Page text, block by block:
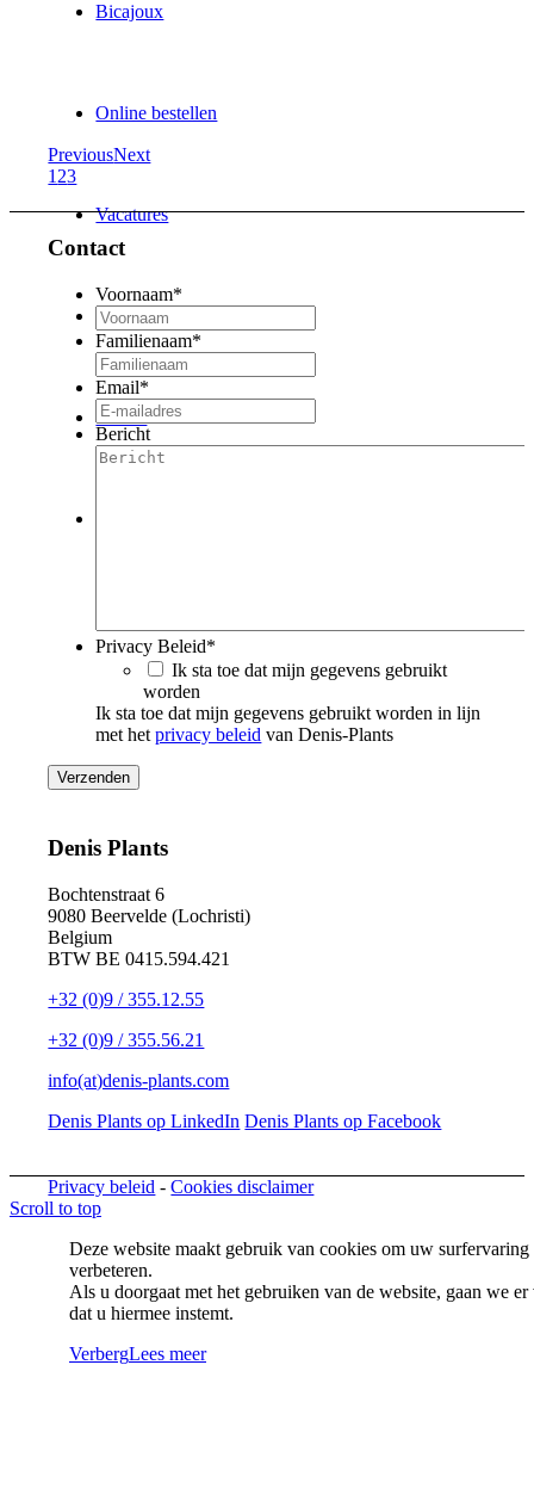
Bicajoux
Online bestellen
Vacatures
Contact
Search
PreviousNext
1 23
Contact
Voornaam*
Familienaam*
Email*
Bericht
Privacy Beleid*
Ik sta toe dat mijn gegevens gebruikt
worden
Ik sta toe dat mijn gegevens gebruikt worden in lijn
met hetprivacy beleid van Denis-Plants
Denis Plants
Bochtenstraat 6
9080 Beervelde (Lochristi)
Belgium
BTW BE 0415.594.421
+32 (0)9 / 355.12.55
+32 (0)9 / 355.56.21
info(at)denis-plants.com
Denis Plants op LinkedIn Denis Plants op Facebook
Privacy beleid -Cookies disclaimer
Scroll to top
Deze website maakt gebruik van cookies om uw surfervaring
verbeteren.
Als u doorgaat met het gebruiken van de website, gaan we er
dat u hiermee instemt.
VerbergLees meer